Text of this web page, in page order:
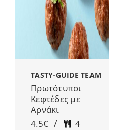
TASTY-GUIDE TEAM
Πρωτότυποι
Κεφτέδες µε
Αρνάκι
4.5€ / 4